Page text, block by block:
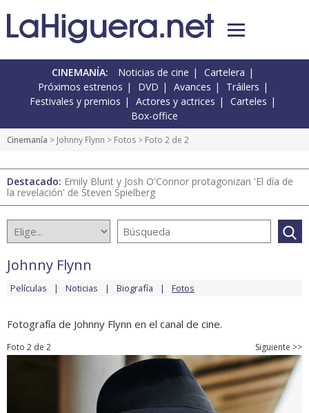
CINEMANÍA: Noticias de cine
Cartelera
Próximos estrenos
DVD Avances
Tráilers
Festivales y premios
Actores y actrices
Carteles
Box-office
Cinemanía > Johnny Flynn > Fotos > Foto 2 de 2
Destacado: Emily Blunt y Josh O'Connor protagonizan 'El día de
la revelación' de Steven Spielberg
Johnny Flynn
Películas Noticias Biografía Fotos
Fotografía de Johnny Flynn en el canal de cine.
Foto 2 de 2 Siguiente >>